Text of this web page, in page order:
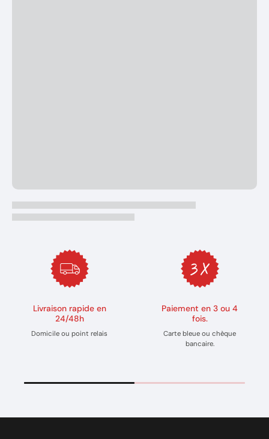
Livraison rapide en
24/48h
Domicile ou point relais
Paiement en 3 ou 4
fois.
Carte bleue ou chèque
bancaire.